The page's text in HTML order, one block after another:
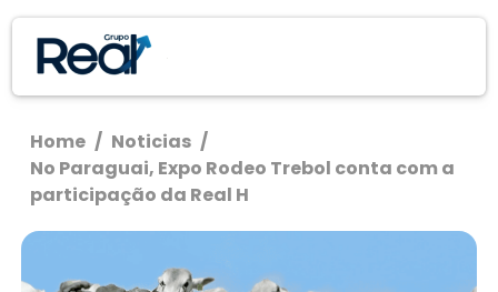
Home / Noticias /
No Paraguai, Expo Rodeo Trebol conta com a
participação da Real H